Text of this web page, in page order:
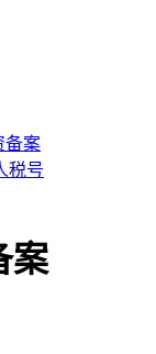
备案
税号
案